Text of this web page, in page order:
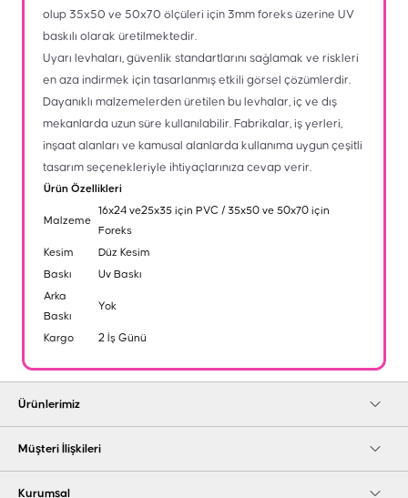
olup 35x50 ve 50x70 ölçüleri için 3mm foreks üzerine UV
baskılı olarak üretilmektedir.
Uyarı levhaları, güvenlik standartlarını sağlamak ve riskleri
en aza indirmek için tasarlanmış etkili görsel çözümlerdir.
Dayanıklı malzemelerden üretilen bu levhalar, iç ve dış
mekanlarda uzun süre kullanılabilir. Fabrikalar, iş yerleri,
inşaat alanları ve kamusal alanlarda kullanıma uygun çeşitli
tasarım seçenekleriyle ihtiyaçlarınıza cevap verir.
Ürün Özellikleri
Malzeme
16x24 ve25x35 için PVC / 35x50 ve 50x70 için
Foreks
Kesim
Düz Kesim
Baskı
Uv Baskı
Arka
Baskı
Yok
Kargo 2 İş Günü
Ürünlerimiz
Müşteri İlişkileri
Kurumsal